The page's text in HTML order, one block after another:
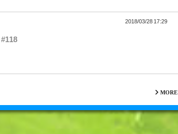
2018/03/28 17:29
#118
MORE